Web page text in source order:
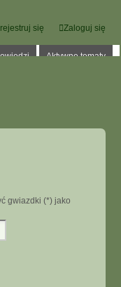
Zaloguj się
się
Aktywne tematy
gwiazdki (*) jako